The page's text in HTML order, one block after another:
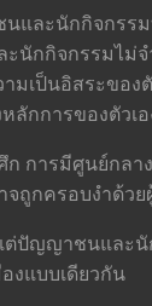
และนักกิจกรร
กกิจกรรมไม่จ
เป็นอิสระของ
หลักการของตัวเ
การมีศูนย์กล
จถูกครอบงำด้ว
แต่ปัญญาชนแล
งแบบเดียวกัน